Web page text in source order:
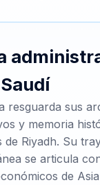
resguarda sus
y memoria
de Riyadh. Su
se articula
de